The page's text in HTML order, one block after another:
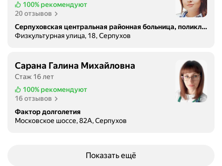
100% рекомендуют
20 отзывов
Серпуховская центральная районная больница, поликлиническое отделение № 2
Физкультурная улица, 18, Серпухов
Сарана Галина Михайловна
Стаж 16 лет
100% рекомендуют
16 отзывов
Фактор долголетия
Московское шоссе, 82А, Серпухов
Показать ещё